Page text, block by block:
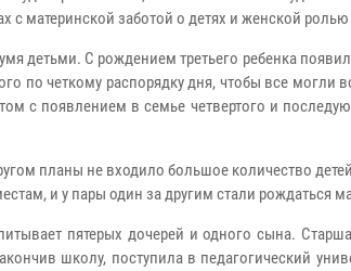
с материнской заботой о детях и женской
детьми. С рождением третьего ребенка
по четкому распорядку дня, чтобы все могли
с появлением в семье четвертого и
планы не входило большое количество
и у пары один за другим стали рождаться
пятерых дочерей и одного сына.
школу, поступила в педагогический